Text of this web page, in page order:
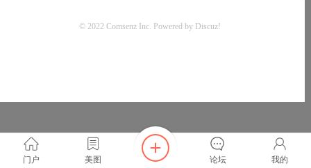
门户 美图 论坛 我的
© 2022Comsenz Inc. Powered by Discuz!